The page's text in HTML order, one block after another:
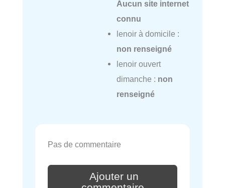
Aucun site internet
connu
lenoir à domicile :
non renseigné
lenoir ouvert
dimanche : non
renseigné
Pas de commentaire
Ajouter un